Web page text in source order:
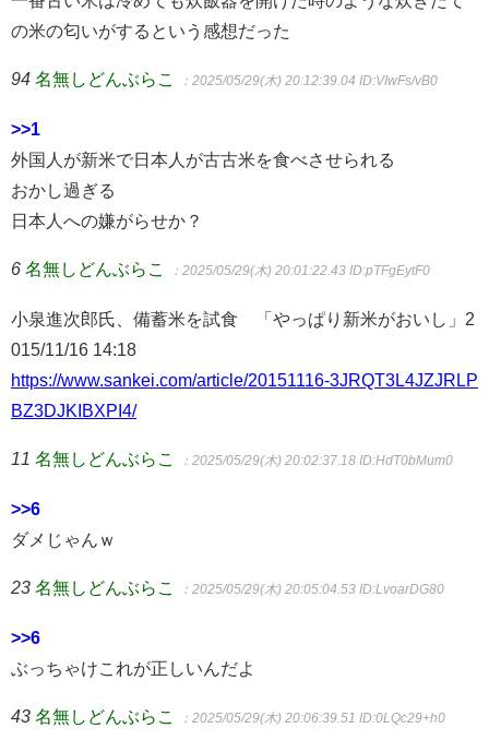
の米の匂いがするという感想だった
94 名無しどんぶらこ ：2025/05/29(木) 20:12:39.04 ID:VIwFs/vB0
>>1
外国人が新米で日本人が古古米を食べさせられる
おかし過ぎる
日本人への嫌がらせか？
6 名無しどんぶらこ ：2025/05/29(木) 20:01:22.43 ID:pTFgEytF0
小泉進次郎氏、備蓄米を試食 「やっぱり新米がおいし」2
015/11/16 14:18
https://www.sankei.com/article/20151116-3JRQT3L4JZJRLP
BZ3DJKIBXPI4/
11 名無しどんぶらこ ：2025/05/29(木) 20:02:37.18 ID:HdT0bMum0
>>6
ダメじゃんｗ
23 名無しどんぶらこ ：2025/05/29(木) 20:05:04.53 ID:LvoarDG80
>>6
ぶっちゃけこれが正しいんだよ
43 名無しどんぶらこ ：2025/05/29(木) 20:06:39.51 ID:0LQc29+h0